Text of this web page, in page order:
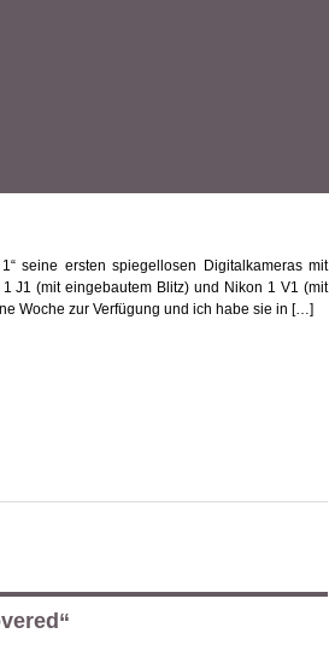
seine ersten spiegellosen Digitalkameras mit
J1 (mit eingebautem Blitz) und Nikon 1 V1 (mit
Woche zur Verfügung und ich habe sie in […]